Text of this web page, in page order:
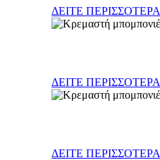
ΔΕΙΤΕ ΠΕΡΙΣΣΟΤΕΡΑ
ΔΕΙΤΕ ΠΕΡΙΣΣΟΤΕΡΑ
ΔΕΙΤΕ ΠΕΡΙΣΣΟΤΕΡΑ